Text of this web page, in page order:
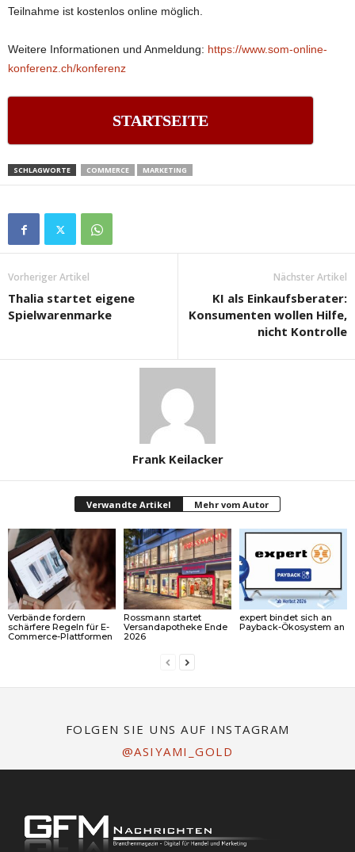
Teilnahme ist kostenlos online möglich.
Weitere Informationen und Anmeldung: https://www.som-online-
konferenz.ch/konferenz
STARTSEITE
SCHLAGWORTE COMMERCE MARKETING
Vorheriger Artikel
Thalia startet eigene
Spielwarenmarke
Nächster Artikel
KI als Einkaufsberater:
Konsumenten wollen Hilfe,
nicht Kontrolle
Frank Keilacker
Verwandte Artikel Mehr vom Autor
Verbände fordern
schärfere Regeln für E-
Commerce-Plattformen
Rossmann startet
Versandapotheke Ende
2026
expert bindet sich an
Payback-Ökosystem an
FOLGEN SIE UNS AUF INSTAGRAM
@ASIYAMI_GOLD